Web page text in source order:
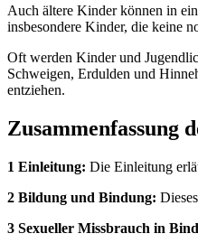
Auch ältere Kinder können in
insbesondere Kinder, die keine
Oft werden Kinder und
Schweigen, Erdulden und
entziehen.
Zusammenfassung
1 Einleitung: Die Einleitung
2 Bildung und Bindung:
3 Sexueller Missbrauch in